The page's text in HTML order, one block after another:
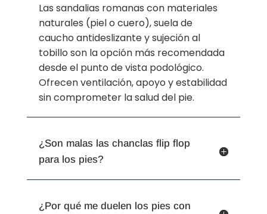
Las sandalias romanas con materiales
naturales (piel o cuero), suela de
caucho antideslizante y sujeción al
tobillo son la opción más recomendada
desde el punto de vista podológico.
Ofrecen ventilación, apoyo y estabilidad
sin comprometer la salud del pie.
¿Son malas las chanclas flip flop
para los pies?
¿Por qué me duelen los pies con